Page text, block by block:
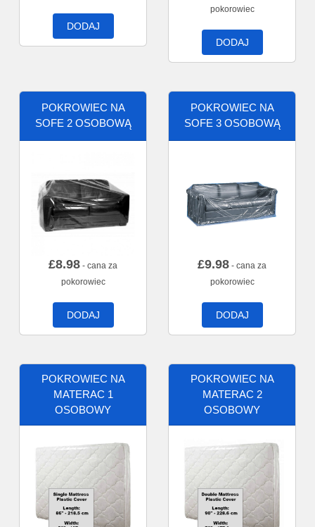
DODAJ
pokorowiec
DODAJ
POKROWIEC NA
SOFE 2 OSOBOWĄ
£8.98 - cana za
pokorowiec
DODAJ
POKROWIEC NA
SOFE 3 OSOBOWĄ
£9.98 - cana za
pokorowiec
DODAJ
POKROWIEC NA
MATERAC 1
OSOBOWY
POKROWIEC NA
MATERAC 2
OSOBOWY